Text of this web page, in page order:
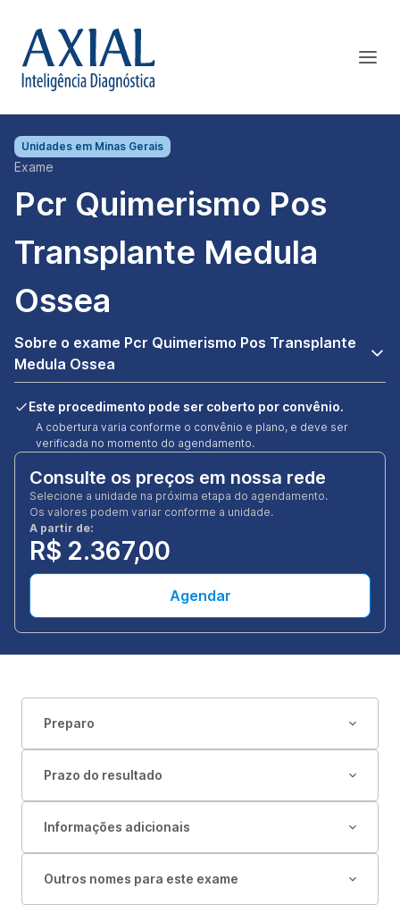
Unidades em Minas Gerais
Exame
Pcr Quimerismo Pos
Transplante Medula
Ossea
Sobre o exame Pcr Quimerismo Pos Transplante
Medula Ossea
Este procedimento pode ser coberto por convênio.
A cobertura varia conforme o convênio e plano, e deve ser
verificada no momento do agendamento.
Consulte os preços em nossa rede
Selecione a unidade na próxima etapa do agendamento.
Os valores podem variar conforme a unidade.
A partir de:
R$ 2.367,00
Agendar
Preparo
Prazo do resultado
Informações adicionais
Outros nomes para este exame